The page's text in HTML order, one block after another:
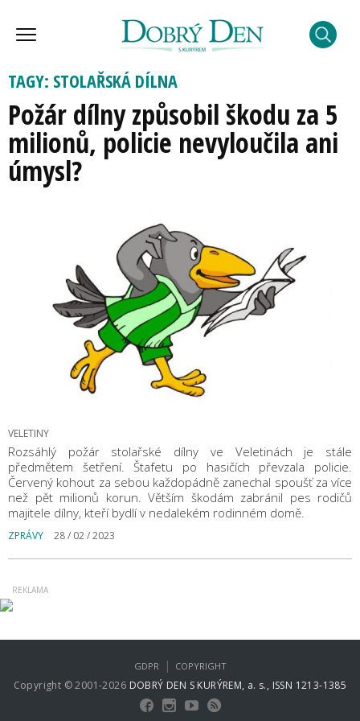
TAGY: STOLAŘSKÁ DÍLNA
Požár dílny způsobil škodu za 5
milionů, policie nevyloučila ani
úmysl?
VELETINY
Rozsáhlý požár stolařské dílny ve Veletinách je stále
předmětem šetření. Štafetu po hasičích převzala policie.
Červený kohout za sebou každopádně zanechal spoušť za více
než pět milionů korun. Větším škodám zabránil pes rodičů
majitele dílny, kteří bydlí v nedalekém rodinném domě.
ZPRÁVY 28 / 02 / 2023
Copyright © 2001-2026 DOBRÝ DEN S KURÝREM, a. s., ISSN 1213-1385
GDPR | COPYRIGHT